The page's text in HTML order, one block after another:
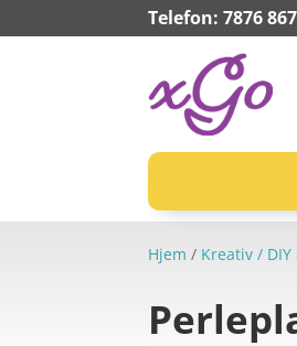
Telefon: 7876
Hjem / Kreativ /